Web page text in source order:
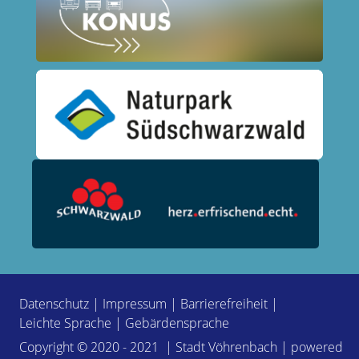
Datenschutz | Impressum | Barrierefreiheit |
Leichte Sprache | Gebärdensprache
Copyright © 2020 - 2021 | Stadt Vöhrenbach | powered